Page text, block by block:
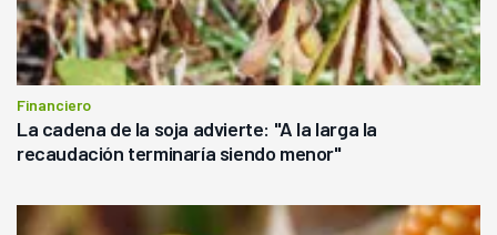
Financiero
La cadena de la soja advierte: "A la larga la
recaudación terminaría siendo menor"